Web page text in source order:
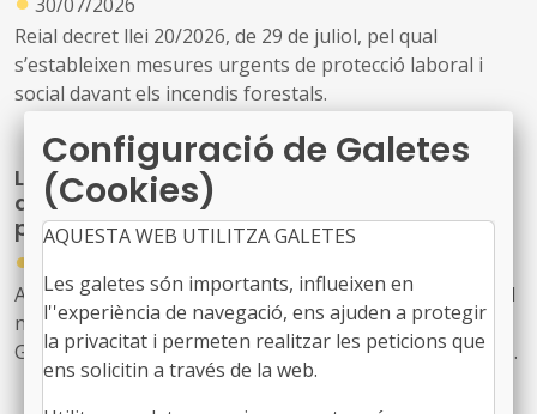
Reial decret llei 20/2026, de 29 de juliol, pel qual
s’estableixen mesures urgents de protecció laboral i
social davant els incendis forestals.
La Generalitat actualitza el model de relació
amb L'Energètica per reforçar els serveis
públics d'energia
●
Acord GOV/198/2026, de 28 de juliol, pel qual s'aprova el
nou model de relació entre l'Administració de la
Generalitat i el seu sector públic i Energies Renovables
Públiques de Catalunya, SAU (L'Energètica), i
Configuració de Galetes
(Cookies)
AQUESTA WEB UTILITZA GALETES
Les galetes són importants, influeixen en
l''experiència de navegació, ens ajuden a protegir
la privacitat i permeten realitzar les peticions que
ens solicitin a través de la web.